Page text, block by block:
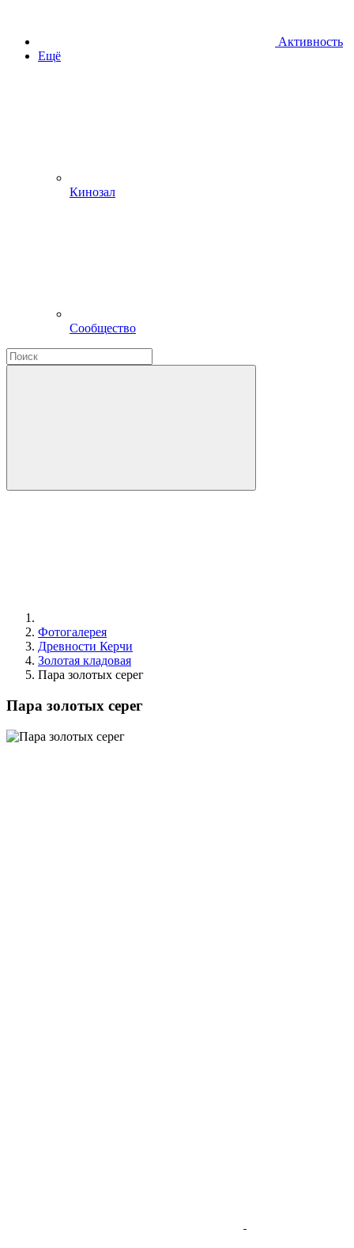
Активность
Ещё
Кинозал
Сообщество
Фотогалерея
Древности Керчи
Золотая кладовая
Пара золотых серег
Пара золотых серег